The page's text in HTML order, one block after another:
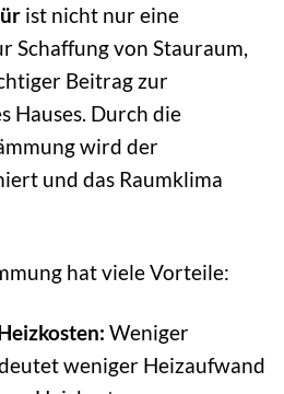
ist nicht nur eine
Schaffung von Stauraum,
Beitrag zur
Hauses. Durch die
wird der
und das Raumklima
hat viele Vorteile:
Weniger
weniger Heizaufwand